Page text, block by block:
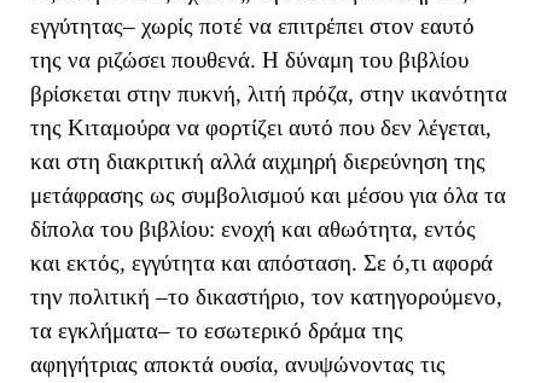
εγγύτητας– χωρίς ποτέ να επιτρέπει στον εαυτό
της να ριζώσει πουθενά. Η δύναμη του βιβλίου
βρίσκεται στην πυκνή, λιτή πρόζα, στην ικανότητα
της Κιταμούρα να φορτίζει αυτό που δεν λέγεται,
και στη διακριτική αλλά αιχμηρή διερεύνηση της
μετάφρασης ως συμβολισμού και μέσου για όλα τα
δίπολα του βιβλίου: ενοχή και αθωότητα, εντός
και εκτός, εγγύτητα και απόσταση. Σε ό,τι αφορά
την πολιτική –το δικαστήριο, τον κατηγορούμενο,
τα εγκλήματα– το εσωτερικό δράμα της
αφηγήτριας αποκτά ουσία, ανυψώνοντας τις